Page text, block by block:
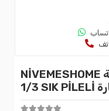
NİVEMESHOME خاصية DOKULU MODERN